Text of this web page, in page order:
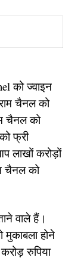
को ज्वाइन
चैनल को
चैनल को
फ्री
लाखों करोड़ों
चैनल को
वाले हैं।
होने
रुपिया